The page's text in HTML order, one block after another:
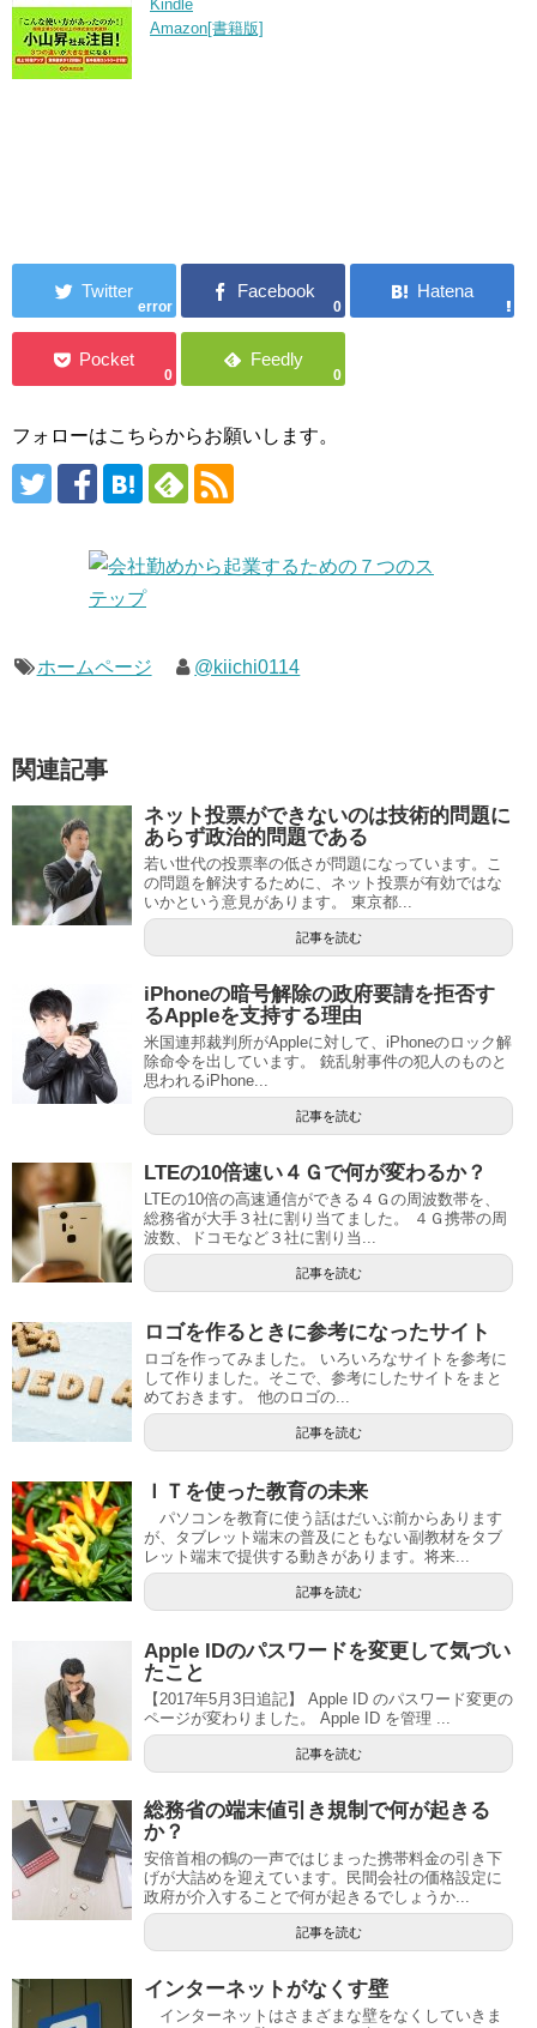
Kindle
Amazon[書籍版]
error 0
0 0
フォローはこちらからお願いします。
ホームページ @kiichi0114
関連記事
ネット投票ができないのは技術的問題に
あらず政治的問題である
若い世代の投票率の低さが問題になっています。こ
の問題を解決するために、ネット投票が有効ではな
いかという意見があります。 東京都...
記事を読む
iPhoneの暗号解除の政府要請を拒否す
るAppleを支持する理由
米国連邦裁判所がAppleに対して、iPhoneのロック解
除命令を出しています。 銃乱射事件の犯人のものと
思われるiPhone...
記事を読む
LTEの10倍速い４Ｇで何が変わるか？
LTEの10倍の高速通信ができる４Ｇの周波数帯を、
総務省が大手３社に割り当てました。 ４Ｇ携帯の周
波数、ドコモなど３社に割り当...
記事を読む
ロゴを作るときに参考になったサイト
ロゴを作ってみました。 いろいろなサイトを参考に
して作りました。そこで、参考にしたサイトをまと
めておきます。 他のロゴの...
記事を読む
ＩＴを使った教育の未来
パソコンを教育に使う話はだいぶ前からあります
が、タブレット端末の普及にともない副教材をタブ
レット端末で提供する動きがあります。将来...
記事を読む
Apple IDのパスワードを変更して気づい
たこと
【2017年5月3日追記】 Apple ID のパスワード変更の
ページが変わりました。 Apple ID を管理 ...
記事を読む
総務省の端末値引き規制で何が起きる
か？
安倍首相の鶴の一声ではじまった携帯料金の引き下
げが大詰めを迎えています。民間会社の価格設定に
政府が介入することで何が起きるでしょうか...
記事を読む
インターネットがなくす壁
インターネットはさまざまな壁をなくしていきま